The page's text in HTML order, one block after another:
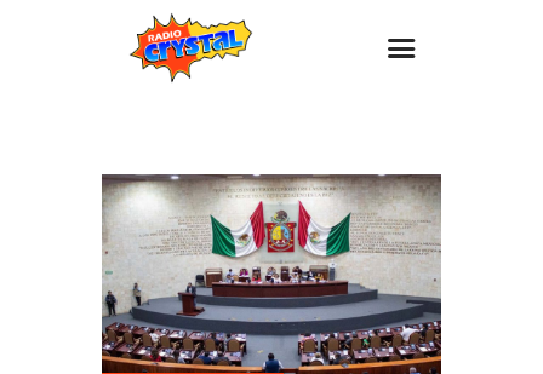
Estaciones
Eventos
Promociones
Noticias
Para ti